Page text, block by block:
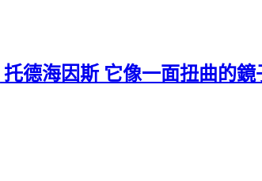
托德海因斯 它像一面扭曲的